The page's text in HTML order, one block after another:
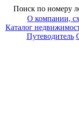
Поиск по номеру
О компании,
Каталог
Путеводитель